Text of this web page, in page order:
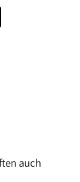
auch